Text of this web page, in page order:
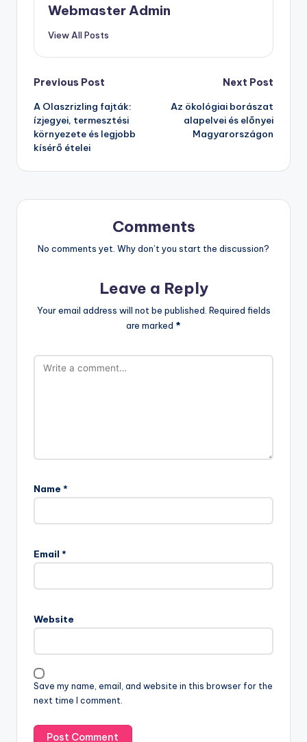
Webmaster Admin
View All Posts
Post
navigation
Previous Post
A Olaszrizling fajták:
ízjegyei, termesztési
környezete és legjobb
kísérő ételei
Next Post
Az ökológiai borászat
alapelvei és előnyei
Magyarországon
Comments
No comments yet. Why don’t you start the discussion?
Leave a Reply
Your email address will not be published. Required fields
are marked *
Name *
Email *
Website
Save my name, email, and website in this browser for the
next time I comment.